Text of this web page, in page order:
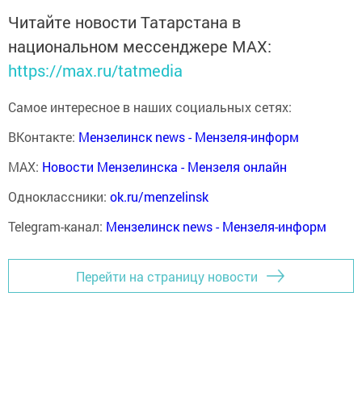
Читайте новости Татарстана в
национальном мессенджере MАХ:
https://max.ru/tatmedia
Самое интересное в наших социальных сетях:
ВКонтакте: Мензелинск news - Мензеля-информ
MAX: Новости Мензелинска - Мензеля онлайн
Одноклассники: ok.ru/menzelinsk
Telegram-канал: Мензелинск news - Мензеля-информ
Перейти на страницу новости